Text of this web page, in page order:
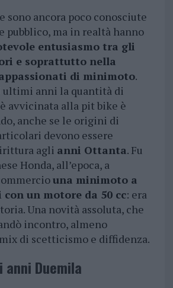
sono ancora poco conosciute
pubblico, ma in realtà hanno
entusiasmo tra gli
e soprattutto nella
di minimoto.
ultimi anni la quantità di
avvicinata alla pit bike è
anche se le origini di
devono essere
agli anni Ottanta. Fu
Honda, all’epoca, a
una minimoto a
un motore da 50 cc: era
Una novità assoluta, che
incontro, almeno
di scetticismo e diffidenza.
Duemila